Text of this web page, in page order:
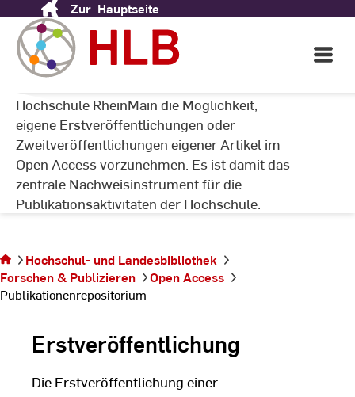
Content
Zur Hauptseite
Open
Main
(PUR) der HSRM
PUR bietet allen Angehörigen der
Hochschule RheinMain die Möglichkeit,
eigene Erstveröffentlichungen oder
Zweitveröffentlichungen eigener Artikel im
Open Access vorzunehmen. Es ist damit das
zentrale Nachweisinstrument für die
Publikationsaktivitäten der Hochschule.
Sie befinden sich auf der
Seite
Publikationenrepositorium
Hochschul- und Landesbibliothek
Forschen & Publizieren
Open Access
Publikationenrepositorium
Erstveröffentlichung
Die Erstveröffentlichung einer